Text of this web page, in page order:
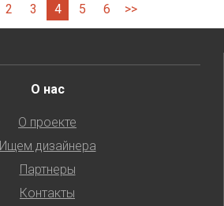
2 3 4 5 6 >>
О нас
О проекте
Ищем дизайнера
Партнеры
Контакты